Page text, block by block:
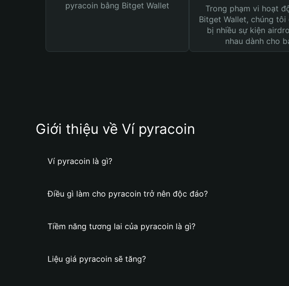
pyracoin bằng Bitget Wallet
Trong phạm vi hoạt
Bitget Wallet, chúng tôi
bị nhiều sự kiện
nhau dành cho
Giới thiệu về Ví pyracoin
Ví pyracoin là gì?
Điều gì làm cho pyracoin trở nên độc đáo?
Tiềm năng tương lai của pyracoin là gì?
Liệu giá pyracoin sẽ tăng?